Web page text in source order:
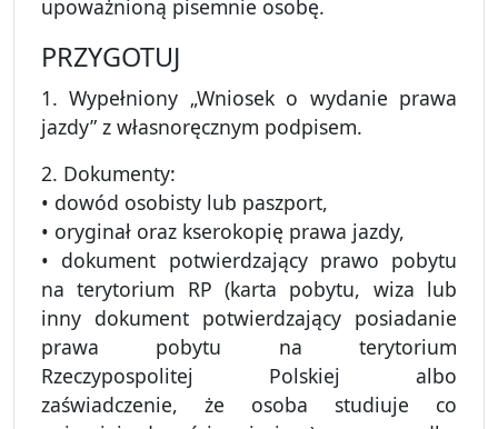
upoważnioną pisemnie osobę.
PRZYGOTUJ
1. Wypełniony „Wniosek o wydanie prawa
jazdy” z własnoręcznym podpisem.
2. Dokumenty:
• dowód osobisty lub paszport,
• oryginał oraz kserokopię prawa jazdy,
• dokument potwierdzający prawo pobytu
na terytorium RP (karta pobytu, wiza lub
inny dokument potwierdzający posiadanie
prawa pobytu na terytorium
Rzeczypospolitej Polskiej albo
zaświadczenie, że osoba studiuje co